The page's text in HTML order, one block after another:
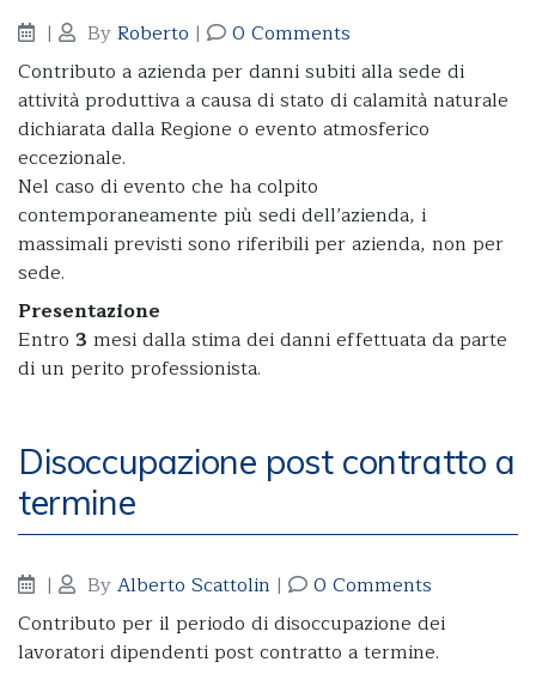
| ByRoberto |
0 Comments
Contributo a azienda per danni subiti alla sede di
attività produttiva a causa di stato di calamità naturale
dichiarata dalla Regione o evento atmosferico
eccezionale.
Nel caso di evento che ha colpito
contemporaneamente più sedi dell’azienda, i
massimali previsti sono riferibili per azienda, non per
sede.
Presentazione
Entro 3 mesi dalla stima dei danni effettuata da parte
di un perito professionista.
Disoccupazione post contratto a
termine
| ByAlberto Scattolin |
0 Comments
Contributo per il periodo di disoccupazione dei
lavoratori dipendenti post contratto a termine.